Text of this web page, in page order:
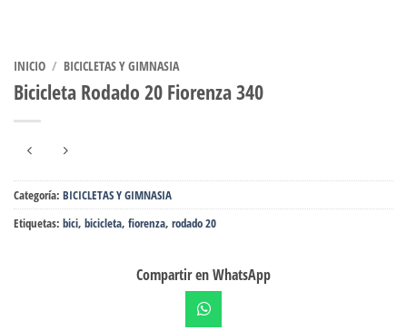
INICIO / BICICLETAS Y GIMNASIA
Bicicleta Rodado 20 Fiorenza 340
Categoría: BICICLETAS Y GIMNASIA
Etiquetas: bici, bicicleta, fiorenza, rodado 20
Compartir en WhatsApp